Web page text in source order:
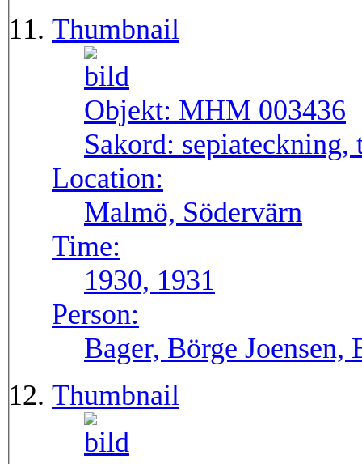
Thumbnail
Objekt: MHM 003436
Sakord: sepiateckning,
Location:
Malmö, Södervärn
Time:
1930, 1931
Person:
Bager, Börge
Thumbnail